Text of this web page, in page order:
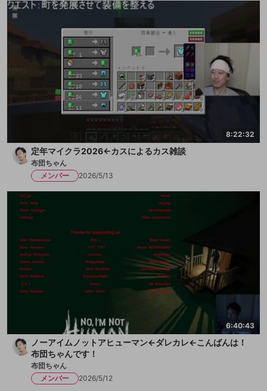
8:22:32
定年マイクラ2026←カスによるカス雑談
布団ちゃん
メンバー
2026/5/13
6:40:43
ノーアイムノットアヒューマン←ダレカレ←こんばんは！
布団ちゃんです！
布団ちゃん
メンバー
2026/5/12